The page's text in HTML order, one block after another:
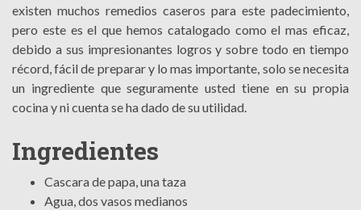
existen muchos remedios caseros para este padecimiento,
pero este es el que hemos catalogado como el mas eficaz,
debido a sus impresionantes logros y sobre todo en tiempo
récord, fácil de preparar y lo mas importante, solo se necesita
un ingrediente que seguramente usted tiene en su propia
cocina y ni cuenta se ha dado de su utilidad.
Ingredientes
Cascara de papa, una taza
Agua, dos vasos medianos